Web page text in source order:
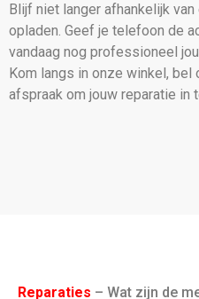
Blijf niet langer afhankelijk
opladen. Geef je telefoon de
vandaag nog professioneel
Kom langs in onze winkel,
afspraak om jouw reparatie in
Reparaties – Wat zijn de